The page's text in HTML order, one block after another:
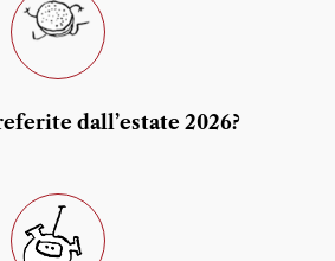
dall’estate 2026?